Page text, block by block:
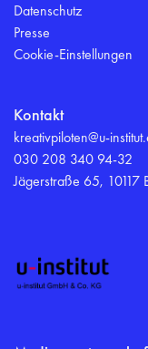
Datenschutz
Presse
Cookie-Einstellungen
Kontakt
kreativpiloten@u-
030 208 340 94-32
Jägerstraße 65, 10117